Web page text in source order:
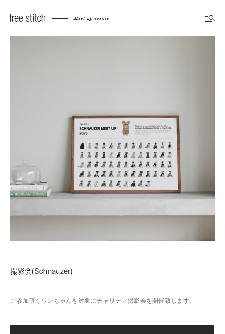
Meet up events
撮影会(Schnauzer)
ご参加頂くワンちゃんを対象にチャリティ撮影会を開催致します。